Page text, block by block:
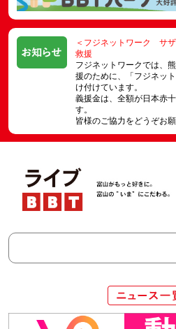
＜フジネットワーク サ
救援
フジネットワークでは、
援のために、「フジネッ
け付けています。
義援金は、全額が日本赤
す。
皆様のご協力をどうぞお願